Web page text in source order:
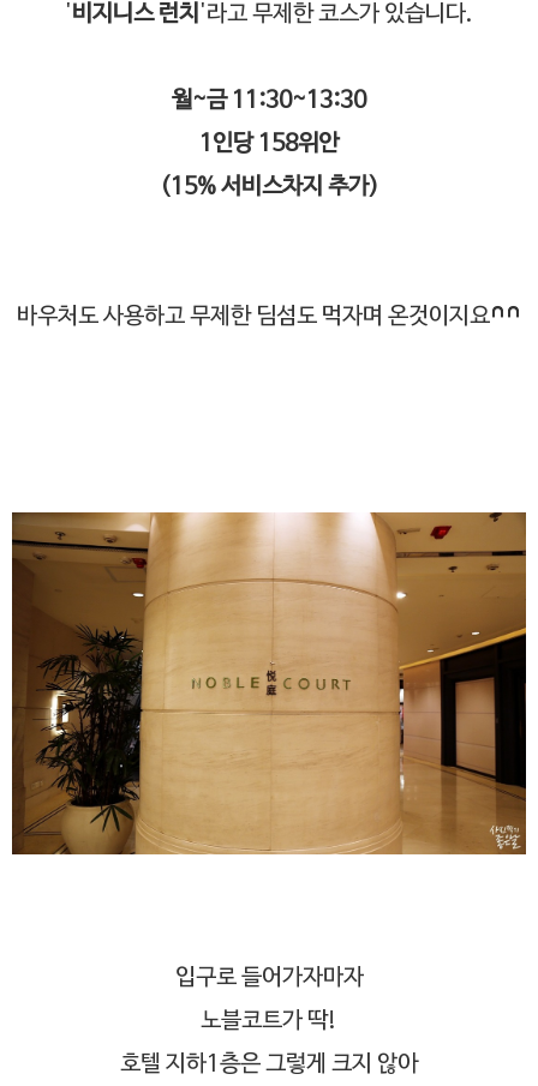
'비지니스 런치 '라고 무제한 코스가 있습니다.
월~금 11:30~13:30
1인당 158위안
(15% 서비스차지 추가)
바우처도 사용하고 무제한 딤섬도 먹자며 온것이지요^^
입구로 들어가자마자
노블코트가 딱!
호텔 지하1층은 그렇게 크지 않아